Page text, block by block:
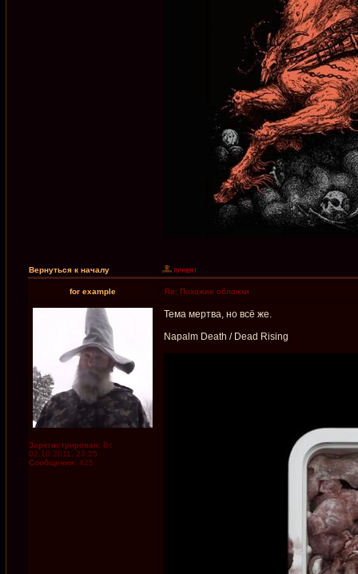
Вернуться к началу
for example Re: Похожие обложки
Зарегистрирован: Вс
02.10.2011, 23:25
Сообщения: 425
Тема мертва, но всё же.
Napalm Death / Dead Rising